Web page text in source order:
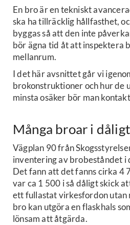
En bro är en tekniskt
ska ha tillräcklig hållfasthet,
byggas så att den inte
bör ägna tid åt att inspektera
mellanrum.
I det här avsnittet går vi
brokonstruktioner och hur de
minsta osäker bör man
Många broar i
Vägplan 90 från
inventering av brobeståndet i
Det fann att det fanns cirka 4
var ca 1 500 i så dåligt skick
ett fullastat virkesfordon utan
bro kan utgöra en flaskhals
lönsam att åtgärda.